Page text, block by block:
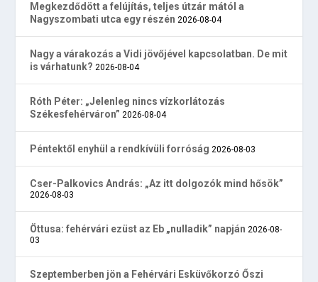
Megkezdődött a felújítás, teljes útzár mától a
Nagyszombati utca egy részén 2026-08-04
Nagy a várakozás a Vidi jövőjével kapcsolatban. De mit
is várhatunk? 2026-08-04
Róth Péter: „Jelenleg nincs vízkorlátozás
Székesfehérváron” 2026-08-04
Péntektől enyhül a rendkívüli forróság 2026-08-03
Cser-Palkovics András: „Az itt dolgozók mind hősök”
2026-08-03
Öttusa: fehérvári ezüst az Eb „nulladik” napján 2026-08-
03
Szeptemberben jön a Fehérvári Esküvőkorzó Őszi